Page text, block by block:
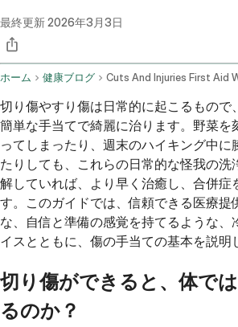
最終更新2026年3月3日
ホーム 健康ブログ
切り傷やすり傷は日常的に起こるもので
簡単な手当てで綺麗に治ります。野菜を
ってしまったり、週末のハイキング中に
たりしても、これらの日常的な怪我の洗
解していれば、より早く治癒し、合併症
す。このガイドでは、信頼できる医療提
な、自信と準備の感覚を持てるような、
イスとともに、傷の手当ての基本を説明
切り傷ができると、体で
るのか？